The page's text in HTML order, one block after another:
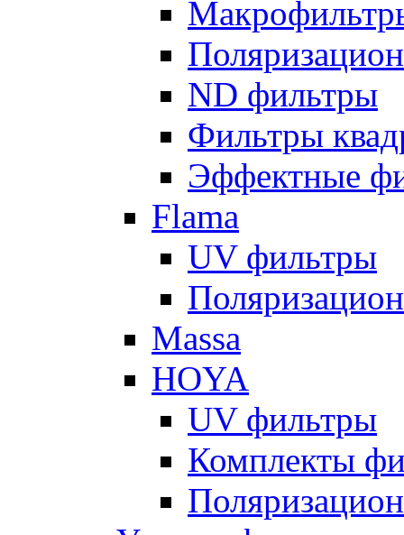
ND фильтры
Фильтры
Эффектные
Flama
UV фильтры
Massa
HOYA
UV фильтры
Комплекты